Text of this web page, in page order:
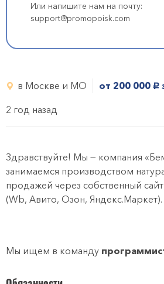
Или напишите нам на почту:
support@promopoisk.com
в Москве и МО от 200 000 руб.
2 год назад
Здравствуйте! Мы — компания
занимаемся производством
продажей через собственный
(Wb, Авито, Озон, Яндекс.Маркет).
Мы ищем в команду